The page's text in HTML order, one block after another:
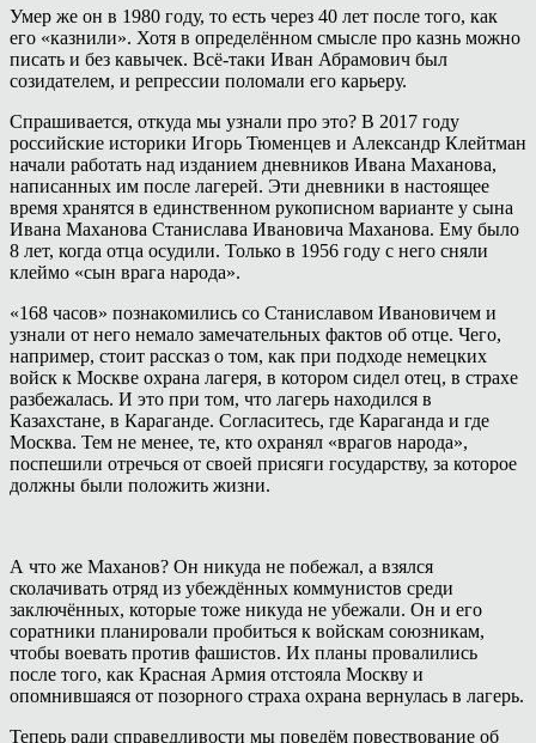
Умер же он в 1980 году, то есть через 40 лет после того, как
его «казнили». Хотя в определённом смысле про казнь можно
писать и без кавычек. Всё-таки Иван Абрамович был
созидателем, и репрессии поломали его карьеру.
Спрашивается, откуда мы узнали про это? В 2017 году
российские историки Игорь Тюменцев и Александр Клейтман
начали работать над изданием дневников Ивана Маханова,
написанных им после лагерей. Эти дневники в настоящее
время хранятся в единственном рукописном варианте у сына
Ивана Маханова Станислава Ивановича Маханова. Ему было
8 лет, когда отца осудили. Только в 1956 году с него сняли
клеймо «сын врага народа».
«168 часов» познакомились со Станиславом Ивановичем и
узнали от него немало замечательных фактов об отце. Чего,
например, стоит рассказ о том, как при подходе немецких
войск к Москве охрана лагеря, в котором сидел отец, в страхе
разбежалась. И это при том, что лагерь находился в
Казахстане, в Караганде. Согласитесь, где Караганда и где
Москва. Тем не менее, те, кто охранял «врагов народа»,
поспешили отречься от своей присяги государству, за которое
должны были положить жизни.
А что же Маханов? Он никуда не побежал, а взялся
сколачивать отряд из убеждённых коммунистов среди
заключённых, которые тоже никуда не убежали. Он и его
соратники планировали пробиться к войскам союзникам,
чтобы воевать против фашистов. Их планы провалились
после того, как Красная Армия отстояла Москву и
опомнившаяся от позорного страха охрана вернулась в лагерь.
Теперь ради справедливости мы поведём повествование об